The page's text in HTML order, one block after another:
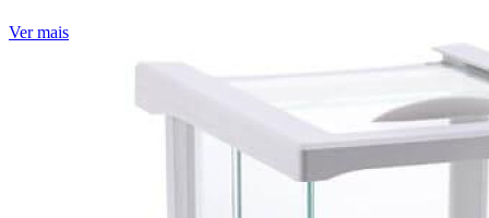
Ver mais